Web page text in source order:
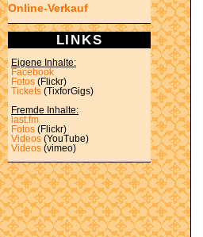
Online-Verkauf
LINKS
Eigene Inhalte:
Facebook
Fotos (Flickr)
Tickets (TixforGigs)
Fremde Inhalte:
last.fm
Fotos (Flickr)
Videos (YouTube)
Videos (vimeo)